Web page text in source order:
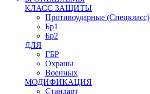
КЛАСС ЗАЩИТЫ
Противоударные (Спецкласс)
Бр1
Бр2
ДЛЯ
ГБР
Охраны
Военных
МОДИФИКАЦИЯ
Стандарт